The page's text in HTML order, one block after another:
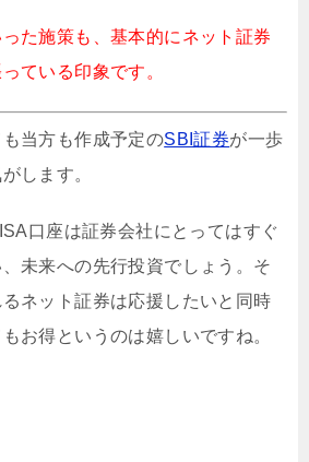
た施策も、基本的にネット証券
ている印象です。
当方も作成予定のSBI証券が一歩
します。
口座は証券会社にとってはすぐ
未来への先行投資でしょう。そ
ネット証券は応援したいと同時
お得というのは嬉しいですね。